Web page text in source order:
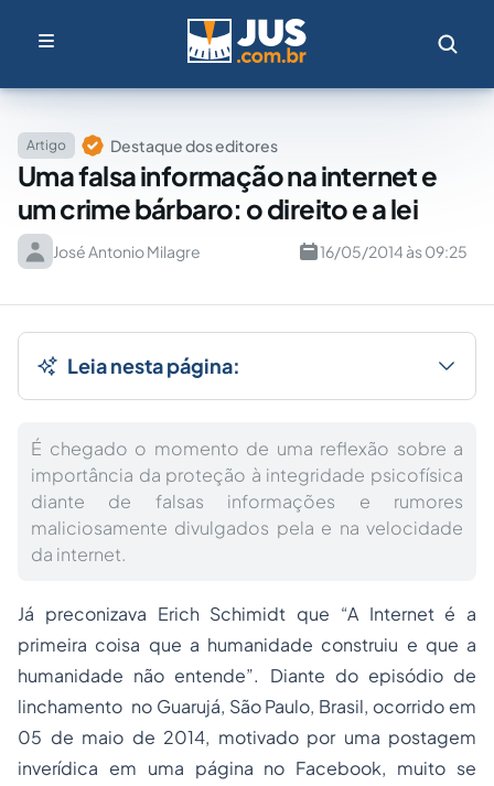
Artigo Destaque dos editores
Uma falsa informação na internet e
um crime bárbaro: o direito e a lei
José Antonio Milagre 16/05/2014 às 09:25
Leia nesta página:
É chegado o momento de uma reflexão sobre a
importância da proteção à integridade psicofísica
diante de falsas informações e rumores
maliciosamente divulgados pela e na velocidade
da internet.
Já preconizava Erich Schimidt que “A Internet é a
primeira coisa que a humanidade construiu e que a
humanidade não entende”. Diante do episódio de
linchamento no Guarujá, São Paulo, Brasil, ocorrido em
05 de maio de 2014, motivado por uma postagem
inverídica em uma página no Facebook, muito se